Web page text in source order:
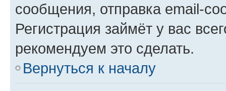
сообщения, отправка email-
Регистрация займёт у вас
рекомендуем это сделать.
Вернуться к началу